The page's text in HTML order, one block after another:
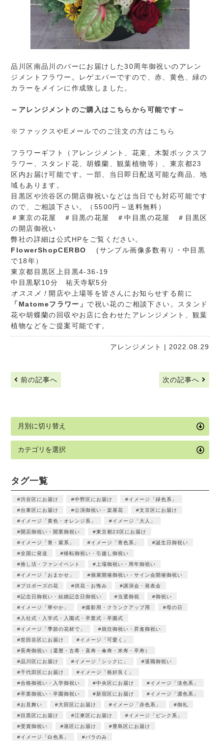
品川区南品川のバーにお届けした30周年御祝いのアレン
ジメントフラワー。レゲエバーですので、赤、黄色、緑の
カラーをメインに作成致しました。
～アレンジメントのご購入はこちらから可能です～
※ファックスやEメールでのご注文の方はこちら
フラワーギフト（アレンジメント、花束、木製ボックスフ
ラワー、スタンド花、胡蝶蘭、観葉植物等）、東京都23
区内お届け可能です。一部、当日即日配送可能な商品、地
域もあります。
目黒区や渋谷区の開店御祝いなどは当日でも対応可能です
ので、ご相談下さい。（5500円～送料無料）
＃東京の花屋 ＃目黒の花屋 ＃中目黒の花屋 ＃目黒区
の開店御祝い
弊社の詳細は公式HPをご覧ください。
FlowerShopCERBO
(サンプル画像多数有り・中目黒
で18年）
東京都目黒区上目黒4-36-19
中目黒駅10分 祐天寺駅5分
オススメ！ 開店や上場等を皆さんにお知らせする前に
「Matomeフラワー」 で祝い花のご相談下さい。スタンド
花や胡蝶蘭の回収やお店に合わせたアレンジメント、観葉
植物などをご提案可能です。
アレンジメント | 2022.08.29
前の記事へ 次の記事へ
タグ一覧
渋谷区にお届け 中野区にお届け
イメージ「緑色系」
台東区にお届け
公演御祝い・楽屋花
文京区にお届け
イメージ「黄色・オレンジ系」
イメージ「大人」
開店御祝い・開業御祝い
東京都23区にお届け
イメージ「青・紫系」
イメージ「青色系」
誕生日御祝い
全国に発送
移転御祝い・引越し御祝い
推し活・ファンイベント
上場御祝い・周年御祝い
イメージ「おまかせ」
個展開催御祝い・サイン会開催御祝い
プロポーズの花
供花・お悔み
講演会・発表会
記念日御祝い・結婚記念日御祝い
当選御祝
御祝い
イメージ「華やか」
撮影用・クランクアップ用
母の日
入社式・入学式・入園式・卒業式・卒園式
イメージ「季節の花材で」
就任御祝い・昇進御祝い
世田谷区にお届け
イメージ「可愛く」
長寿御祝い（還暦・古希・喜寿・傘寿・米寿・卒寿）
品川区にお届け
イメージ「シックに」
退職御祝い
千代田区にお届け
イメージ「格好良く」
合格御祝い・入学御祝い
中央区にお届け
イメージ「淡色系」
卒業御祝い・卒園御祝い
新宿区にお届け
イメージ「濃色系」
お見舞い
大田区にお届け イメージ「赤色系」
御礼
目黒区にお届け
江東区にお届け
イメージ「ピンク系」
受賞御祝い
港区にお届け
豊島区にお届け
イメージ「白色系」
バラのみ